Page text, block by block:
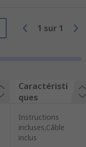
1 sur 1
Caractéristi
ques
Instructions
incluses,Câble
inclus